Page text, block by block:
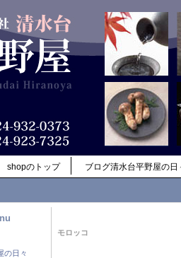
shopのトップ ブログ清水台平野屋の日
の日々
モロッコ